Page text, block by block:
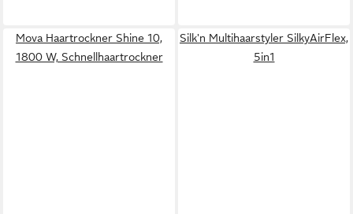
Mova Haartrockner Shine 10,
1800 W, Schnellhaartrockner
Silk'n Multihaarstyler SilkyAirFlex,
5in1